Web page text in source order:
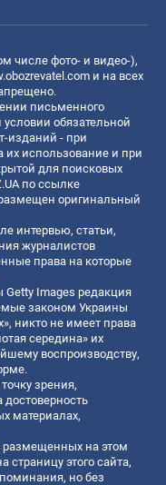
числе фото- и видео-),
и на всех
письменного
обязательной
изданий - при
использование и при
для поисковых
по ссылке
оригинальный
интервью, статьи,
журналистов
права на которые
Images редакция
законом Украины
никто не имеет права
середина» их
воспроизводству,
зрения,
материалах,
размещенных на этом
страницу этого сайта,
но без